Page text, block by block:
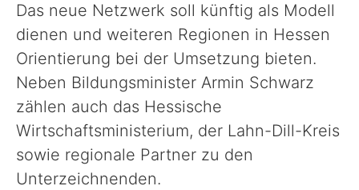
Das neue Netzwerk soll künftig als Modell
dienen und weiteren Regionen in Hessen
Orientierung bei der Umsetzung bieten.
Neben Bildungsminister Armin Schwarz
zählen auch das Hessische
Wirtschaftsministerium, der Lahn-Dill-Kreis
sowie regionale Partner zu den
Unterzeichnenden.